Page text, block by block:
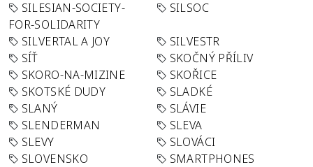
SILESIAN-SOCIETY-
FOR-SOLIDARITY
SILSOC
SILVERTAL A JOY
SILVESTR
SÍŤ
SKOČNÝ PŘÍLIV
SKORO-NA-MIZINE
SKOŘICE
SKOTSKÉ DUDY
SLADKÉ
SLANÝ
SLÁVIE
SLENDERMAN
SLEVA
SLEVY
SLOVÁCI
SLOVENSKO
SMARTPHONES